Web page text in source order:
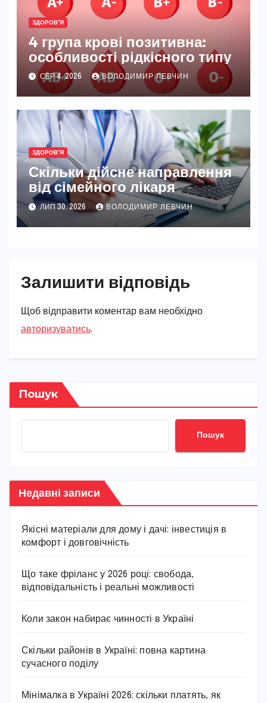
ЗДОРОВ'Я
4 група крові позитивна:
особливості рідкісного типу
СЕР 4, 2026 ВОЛОДИМИР ЛЕВЧИН
ЗДОРОВ'Я
Скільки дійсне направлення
від сімейного лікаря
ЛИП 30, 2026 ВОЛОДИМИР ЛЕВЧИН
Залишити відповідь
Щоб відправити коментар вам необхідно
авторизуватись.
Пошук
Пошук
Недавні записи
Якісні матеріали для дому і дачі: інвестиція в
комфорт і довговічність
Що таке фріланс у 2026 році: свобода,
відповідальність і реальні можливості
Коли закон набирає чинності в Україні
Скільки районів в Україні: повна картина
сучасного поділу
Мінімалка в Україні 2026: скільки платять, як